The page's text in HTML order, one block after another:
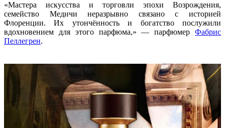
«Мастера искусства и торговли эпохи Возрождения,
семейство Медичи неразрывно связано с историей
Флоренции. Их утончённость и богатство послужили
вдохновением для этого парфюма,» — парфюмер Фабрис
Пеллегрен.